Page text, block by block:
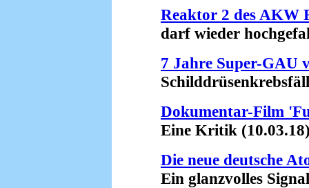
Reaktor 2 des AKW
darf wieder
7 Jahre Super-GAU
Dokumentar-Film
Eine Kritik
Die neue deutsche
Ein glanzvolles Signal